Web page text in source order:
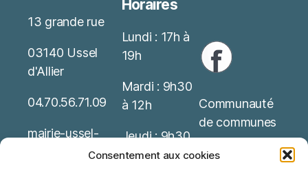
Consentement aux cookies
13 grande rue
03140 Ussel
d'Allier
04.70.56.71.09
mairie-ussel-
allier(at)wanado
Horaires
Lundi : 17h à
19h
Mardi : 9h30
à 12h
Jeudi : 9h30
à 12h
Communauté
de communes
Service Public